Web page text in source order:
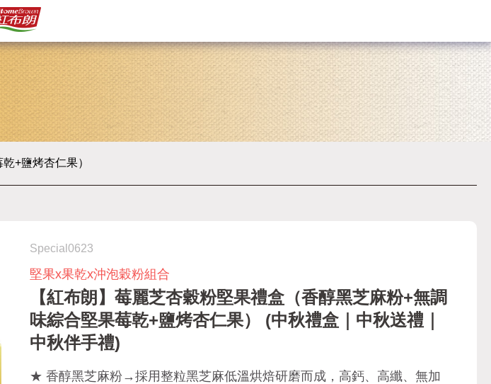
+鹽烤杏仁果）
Special0623
堅果x果乾x沖泡穀粉組合
【紅布朗】莓麗芝杏穀粉堅果禮盒（香醇黑芝麻粉+無調
味綜合堅果莓乾+鹽烤杏仁果） (中秋禮盒｜中秋送禮｜
中秋伴手禮)
★ 香醇黑芝麻粉→採用整粒黑芝麻低溫烘焙研磨而成，高鈣、高纖、無加